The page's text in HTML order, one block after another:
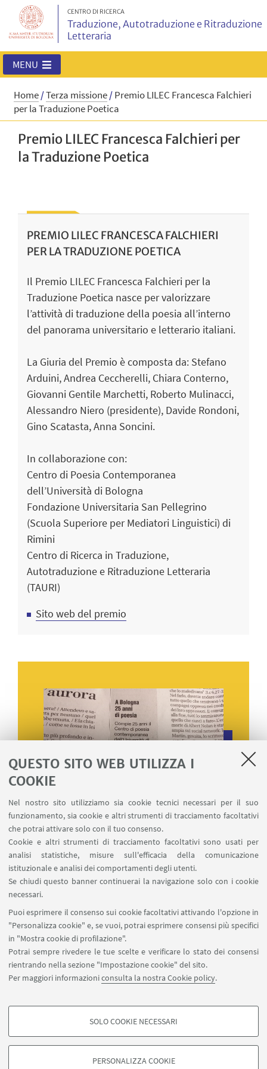
QUESTO SITO WEB UTILIZZA I
COOKIE
Nel nostro sito utilizziamo sia cookie tecnici necessari per il suo
funzionamento, sia cookie e altri strumenti di tracciamento facoltativi
che potrai attivare solo con il tuo consenso.
Cookie e altri strumenti di tracciamento facoltativi sono usati per
analisi statistiche, misure sull'efficacia della comunicazione
istituzionale e analisi dei comportamenti degli utenti.
Se chiudi questo banner continuerai la navigazione solo con i cookie
necessari.
Puoi esprimere il consenso sui cookie facoltativi attivando l'opzione in
"Personalizza cookie" e, se vuoi, potrai esprimere consensi più specifici
in "Mostra cookie di profilazione".
Potrai sempre rivedere le tue scelte e verificare lo stato dei consensi
rientrando nella sezione "Impostazione cookie" del sito.
Per maggiori informazioniconsulta la nostra Cookie policy.
COOKIE DI PROFILAZIONE - FACOLTATIVI
degli utenti, creare profili in base al loro comportamento sul sito, per analisi
SOLO COOKIE NECESSARI
PERSONALIZZA COOKIE
CENTRO DI RICERCA
Traduzione, Autotraduzione e Ritraduzione
Letteraria
MENU
Home/Terza missione/Premio LILEC Francesca Falchieri
per la Traduzione Poetica
Premio LILEC Francesca Falchieri per
la Traduzione Poetica
PREMIO LILEC FRANCESCA FALCHIERI
PER LA TRADUZIONE POETICA
Il Premio LILEC Francesca Falchieri per la
Traduzione Poetica nasce per valorizzare
l’attività di traduzione della poesia all’interno
del panorama universitario e letterario italiani.
La Giuria del Premio è composta da: Stefano
Arduini, Andrea Ceccherelli, Chiara Conterno,
Giovanni Gentile Marchetti, Roberto Mulinacci,
Alessandro Niero (presidente), Davide Rondoni,
Gino Scatasta, Anna Soncini.
In collaborazione con:
Centro di Poesia Contemporanea
dell’Università di Bologna
Fondazione Universitaria San Pellegrino
(Scuola Superiore per Mediatori Linguistici) di
Rimini
Centro di Ricerca in Traduzione,
Autotraduzione e Ritraduzione Letteraria
(TAURI)
Sito web del premio
"L'Avvenire": 25 anni del Centro di Poesia
Contemporanea e Cerimonia di
Assegnazione del Premio LILEC 2022